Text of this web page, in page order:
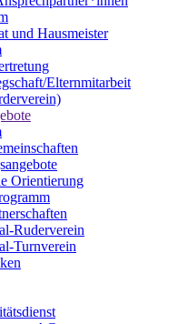
und Hausmeister
Elternmitarbeit
Orientierung
Ruderverein
Turnverein